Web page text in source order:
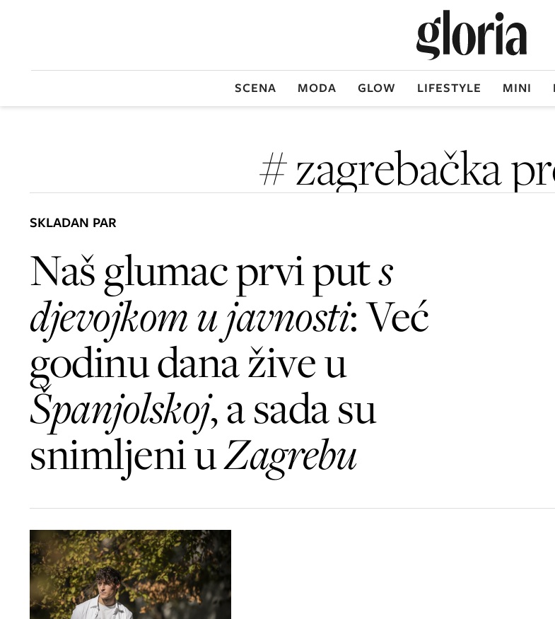
SCENA MODA GLOW LIFESTYLE MINI
# zagrebačka
SKLADAN PAR
Naš glumac prvi puts
djevojkom u javnosti: Već
godinu dana žive u
Španjolskoj, a sada su
snimljeni uZagrebu